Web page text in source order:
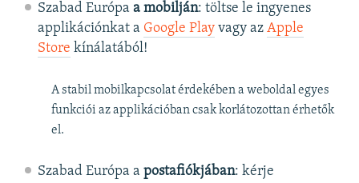
Szabad Európa a mobilján: töltse le ingyenes
applikációnkat a Google Playvagy az Apple
Store kínálatából!
A stabil mobilkapcsolat érdekében a weboldal egyes
funkciói az applikációban csak korlátozottan érhetők
el.
Szabad Európa a postafiókjában: kérje